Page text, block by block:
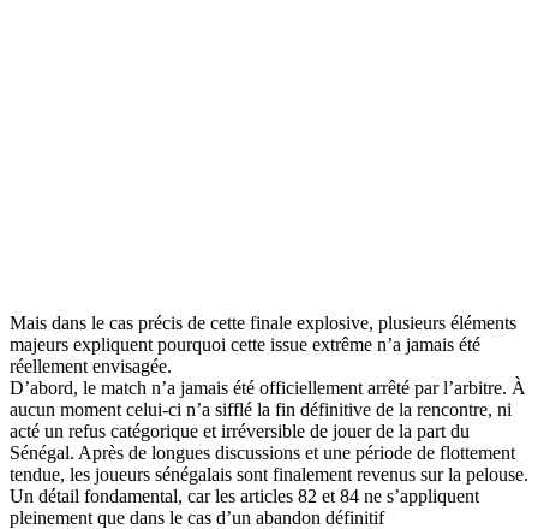
Mais dans le cas précis de cette finale explosive, plusieurs éléments
majeurs expliquent pourquoi cette issue extrême n’a jamais été
réellement envisagée.
D’abord, le match n’a jamais été officiellement arrêté par l’arbitre. À
aucun moment celui-ci n’a sifflé la fin définitive de la rencontre, ni
acté un refus catégorique et irréversible de jouer de la part du
Sénégal. Après de longues discussions et une période de flottement
tendue, les joueurs sénégalais sont finalement revenus sur la pelouse.
Un détail fondamental, car les articles 82 et 84 ne s’appliquent
pleinement que dans le cas d’un abandon définitif